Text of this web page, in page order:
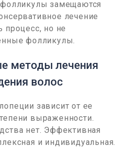
замещаются
лечение
процесс, но не
фолликулы.
методы лечения
волос
зависит от ее
выраженности.
нет. Эффективная
и индивидуальная.